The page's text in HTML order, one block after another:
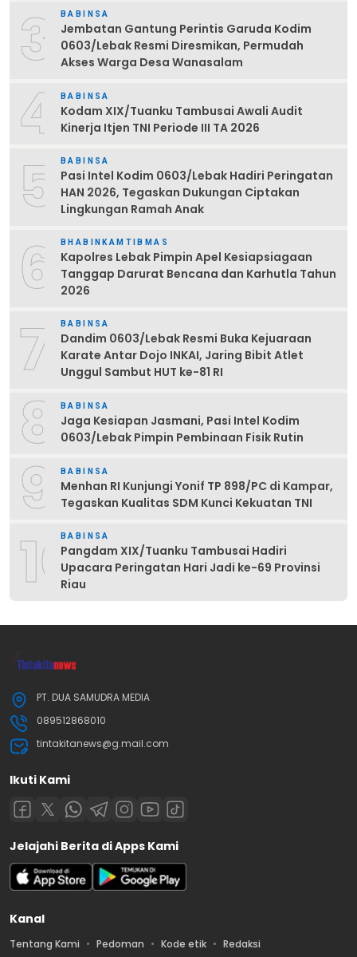
3 BABINSA
Jembatan Gantung Perintis Garuda Kodim
0603/Lebak Resmi Diresmikan, Permudah
Akses Warga Desa Wanasalam
4 BABINSA
Kodam XIX/Tuanku Tambusai Awali Audit
Kinerja Itjen TNI Periode III TA 2026
5 BABINSA
Pasi Intel Kodim 0603/Lebak Hadiri Peringatan
HAN 2026, Tegaskan Dukungan Ciptakan
Lingkungan Ramah Anak
6 BHABINKAMTIBMAS
Kapolres Lebak Pimpin Apel Kesiapsiagaan
Tanggap Darurat Bencana dan Karhutla Tahun
2026
7 BABINSA
Dandim 0603/Lebak Resmi Buka Kejuaraan
Karate Antar Dojo INKAI, Jaring Bibit Atlet
Unggul Sambut HUT ke-81 RI
8 BABINSA
Jaga Kesiapan Jasmani, Pasi Intel Kodim
0603/Lebak Pimpin Pembinaan Fisik Rutin
9 BABINSA
Menhan RI Kunjungi Yonif TP 898/PC di Kampar,
Tegaskan Kualitas SDM Kunci Kekuatan TNI
10BABINSA
Pangdam XIX/Tuanku Tambusai Hadiri
Upacara Peringatan Hari Jadi ke-69 Provinsi
Riau
PT. DUA SAMUDRA MEDIA
089512868010
tintakitanews@g.mail.com
Ikuti Kami
Jelajahi Berita di Apps Kami
Kanal
Tentang Kami Pedoman Kode etik Redaksi